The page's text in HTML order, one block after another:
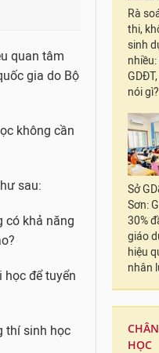
quan tâm
gia do Bộ
không cần
sau:
có khả năng
để tuyển
thí sinh học
Rà
thi,
sinh
nói gì?
Sở
Sơn:
30%
giáo
hiệu
nhân
HỌC